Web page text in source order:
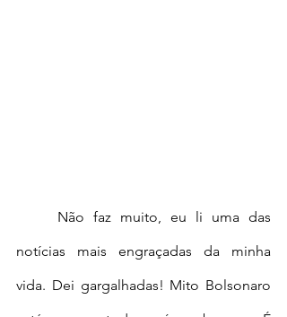
notícias mais engraçadas da minha
vida. Dei gargalhadas! Mito Bolsonaro